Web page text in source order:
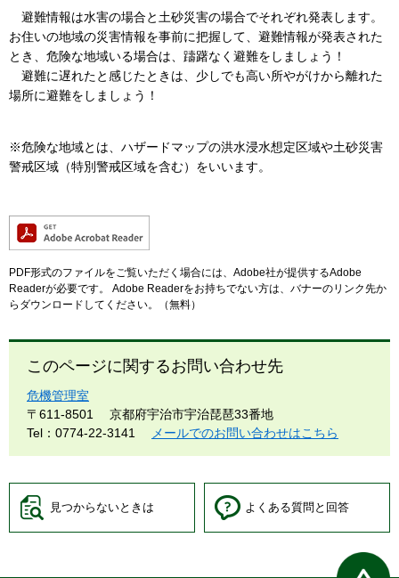
避難情報は水害の場合と土砂災害の場合でそれぞれ発表します。
お住いの地域の災害情報を事前に把握して、避難情報が発表された
とき、危険な地域いる場合は、躊躇なく避難をしましょう！
避難に遅れたと感じたときは、少しでも高い所やがけから離れた
場所に避難をしましょう！
※危険な地域とは、ハザードマップの洪水浸水想定区域や土砂災害
警戒区域（特別警戒区域を含む）をいいます。
PDF形式のファイルをご覧いただく場合には、Adobe社が提供するAdobe
Readerが必要です。
Adobe Readerをお持ちでない方は、バナーのリンク先か
らダウンロードしてください。（無料）
このページに関するお問い合わせ先
危機管理室
〒611-8501
京都府宇治市宇治琵琶33番地
Tel：0774-22-3141
メールでのお問い合わせはこちら
見つからないときは よくある質問と回答